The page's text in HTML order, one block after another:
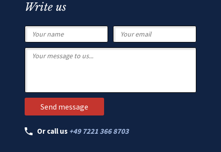
Write us
Or call us +49 7221 366 8703